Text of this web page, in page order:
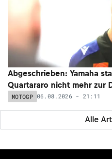
Alle
Abgeschrieben: Yamaha
Quartararo nicht mehr zur
MOTOGP 06.08.2026 - 21:11